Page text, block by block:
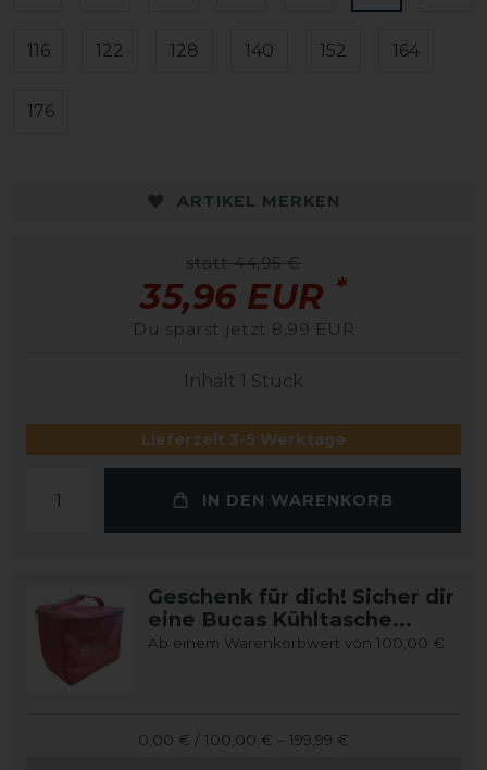
116 122 128 140 152 164
176
ARTIKEL MERKEN
statt 44,95 €
35,96 EUR *
Du sparst jetzt 8,99 EUR
Inhalt 1 Stück
Lieferzeit 3-5 Werktage
IN DEN WARENKORB
Geschenk für dich! Sicher dir
eine Bucas Kühltasche...
Ab einem Warenkorbwert von 100,00 €
0,00 € / 100,00 € – 199,99 €